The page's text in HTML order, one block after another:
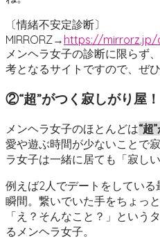
〔情緒不安定診断〕
MIRRORZ→ https://
メンヘラ女子の診断に限らず
考となるサイトですので、ぜ
②“超”がつく寂しがり屋！
メンヘラ女子のほとんどは“超
愛や遊ぶ時間が少ないことで
ラ女子は一緒に居ても「寂し
例えば2人でデートをしてい
瞬間。繋いでいた手をちょっ
「え？そんなこと？」という
るメンヘラ女子。